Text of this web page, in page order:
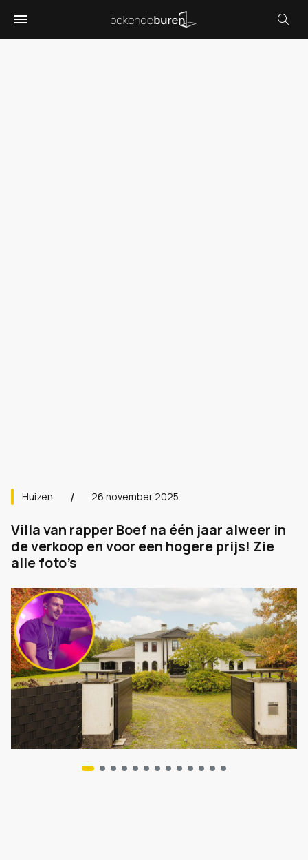
Huizen 26 november 2025
Villa van rapper Boef na één jaar alweer in
de verkoop en voor een hogere prijs! Zie
alle foto’s